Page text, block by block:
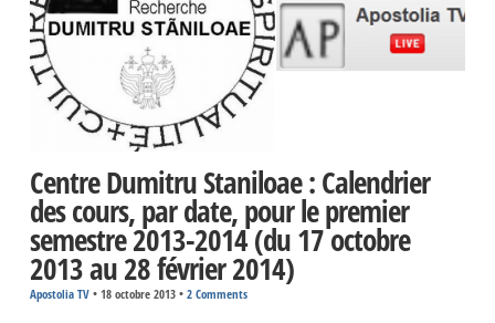
Centre Dumitru Staniloae : Calendrier
des cours, par date, pour le premier
semestre 2013-2014 (du 17 octobre
2013 au 28 février 2014)
Apostolia TV• 18 octobre 2013• 2 Comments